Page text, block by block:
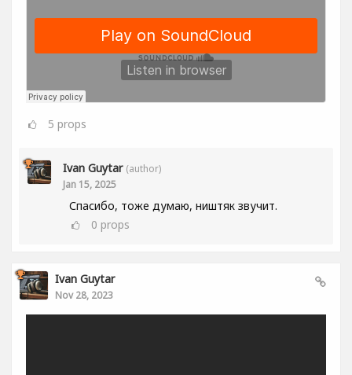
5 props
Ivan Guytar (author)
Jan 15, 2025
Спасибо, тоже думаю, ништяк звучит.
0 props
Ivan Guytar
Nov 28, 2023